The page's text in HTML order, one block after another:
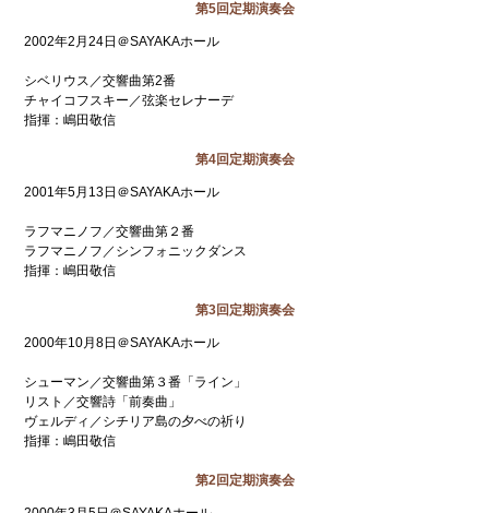
第5回定期演奏会
2002年2月24日＠SAYAKAホール
シベリウス／交響曲第2番
チャイコフスキー／弦楽セレナーデ
指揮：嶋田敬信
第4回定期演奏会
2001年5月13日＠SAYAKAホール
ラフマニノフ／交響曲第２番
ラフマニノフ／シンフォニックダンス
指揮：嶋田敬信
第3回定期演奏会
2000年10月8日＠SAYAKAホール
シューマン／交響曲第３番「ライン」
リスト／交響詩「前奏曲」
ヴェルディ／シチリア島の夕べの祈り
指揮：嶋田敬信
第2回定期演奏会